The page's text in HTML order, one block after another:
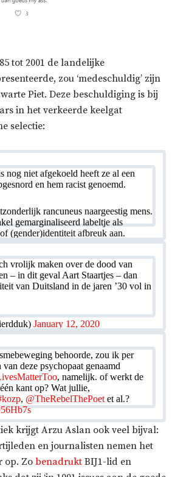
tot 2001 de landelijke
zou ‘medeschuldig’ zijn
Piet. Deze beschuldiging is bij
in het verkeerde keelgat
selectie:
nog niet afgekoeld heeft ze al een
en hem racist genoemd.
rancuneus naargeestig mens.
gemarginaliseerd labeltje als
(gender)identiteit afbreuk aan.
January 12, 2020
vrolijk maken over de dood van
– in dit geval Aart Staartjes – dan
van Duitsland in de jaren ’30 vol in
January 12, 2020
behoorde, zou ik per
deze psychopaat genaamd
, namelijk. of werkt de
kant op? Wat jullie,
, @TheRebelThePoet et al.?
January 12, 2020
krijgt Arzu Aslan ook veel bijval:
en journalisten nemen het
op. Zo benadrukt BIJ1-lid en